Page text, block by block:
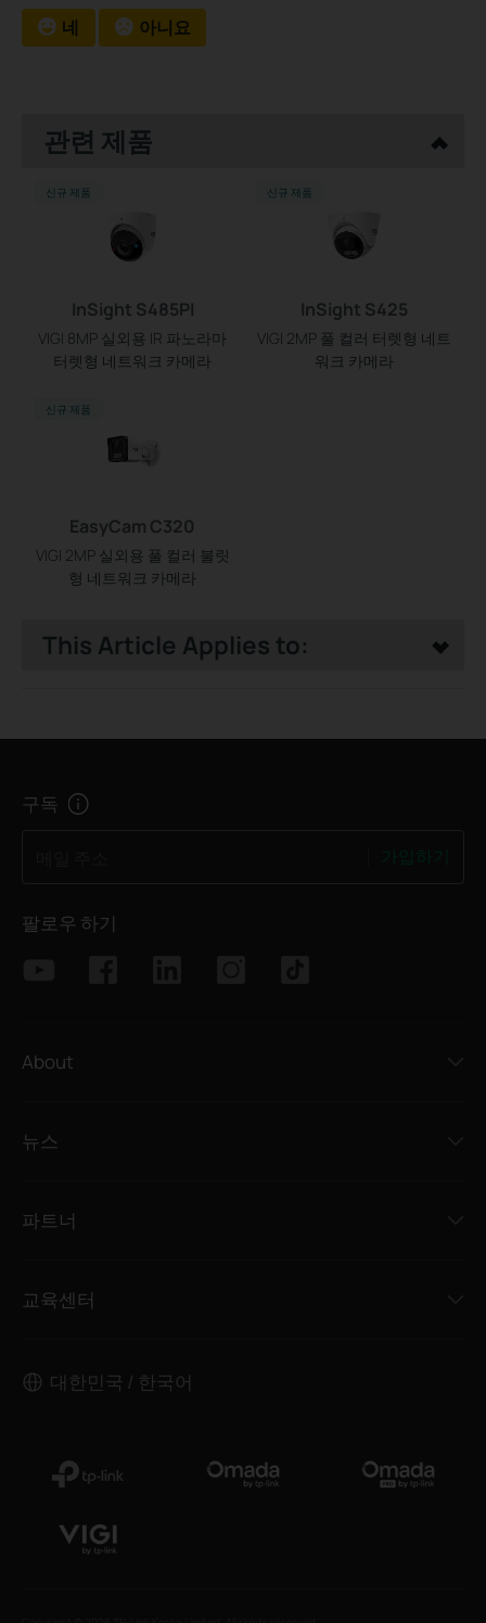
네 아니요
관련 제품
InSight S485PI
VIGI 8MP 실외용 IR 파노라마
터렛형 네트워크 카메라
신규 제품
InSight S425
VIGI 2MP 풀 컬러 터렛형 네트
워크 카메라
신규 제품
EasyCam C320
VIGI 2MP 실외용 풀 컬러 불릿
형 네트워크 카메라
신규 제품
This Article Applies to:
구독
팔로우 하기
About
뉴스
파트너
교육센터
대한민국 / 한국어